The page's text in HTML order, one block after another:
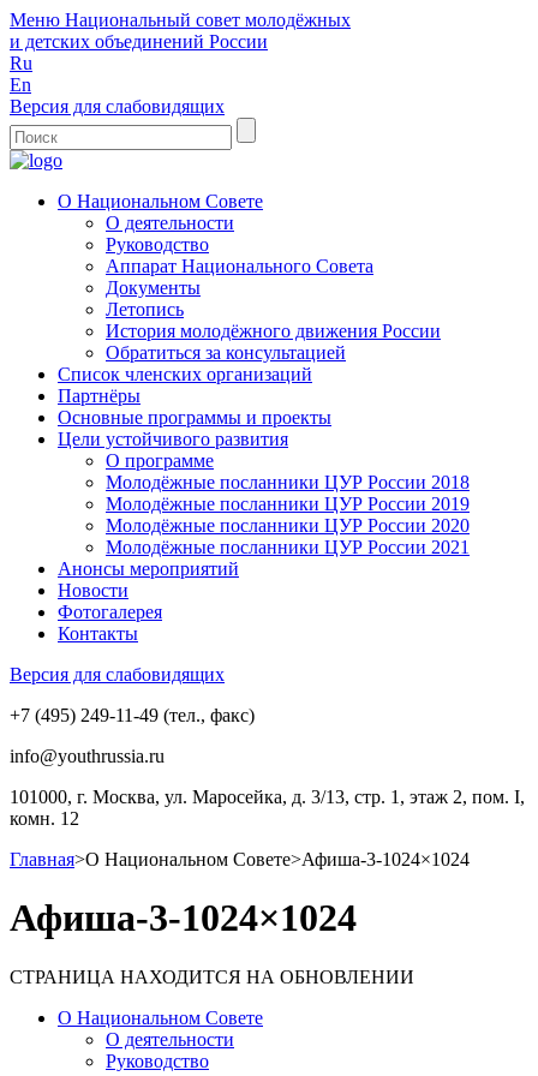
Меню Национальный совет молодёжных
и детских объединений России
Ru
En
Версия для слабовидящих
О Национальном Совете
О деятельности
Руководство
Аппарат Национального Совета
Документы
Летопись
История молодёжного движения России
Обратиться за консультацией
Список членских организаций
Партнёры
Основные программы и проекты
Цели устойчивого развития
О программе
Молодёжные посланники ЦУР России 2018
Молодёжные посланники ЦУР России 2019
Молодёжные посланники ЦУР России 2020
Молодёжные посланники ЦУР России 2021
Анонсы мероприятий
Новости
Фотогалерея
Контакты
Версия для слабовидящих
+7 (495) 249-11-49 (тел., факс)
info@youthrussia.ru
101000, г. Москва, ул. Маросейка, д. 3/13, стр. 1, этаж 2, пом. I,
комн. 12
Главная>О Национальном Совете>Афиша-3-1024×1024
Афиша-3-1024×1024
СТРАНИЦА НАХОДИТСЯ НА ОБНОВЛЕНИИ
О Национальном Совете
О деятельности
Руководство